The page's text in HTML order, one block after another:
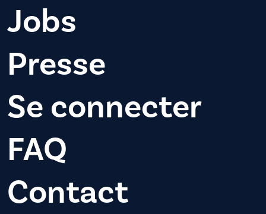
Jobs
Presse
Se connecter
FAQ
Contact